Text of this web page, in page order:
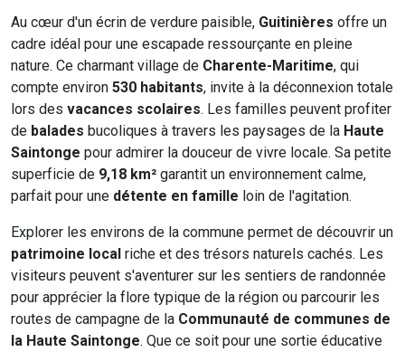
Au cœur d'un écrin de verdure paisible, Guitinières offre un
cadre idéal pour une escapade ressourçante en pleine
nature. Ce charmant village de Charente-Maritime, qui
compte environ 530 habitants, invite à la déconnexion totale
lors des vacances scolaires. Les familles peuvent profiter
de balades bucoliques à travers les paysages de la Haute
Saintonge pour admirer la douceur de vivre locale. Sa petite
superficie de 9,18 km² garantit un environnement calme,
parfait pour une détente en famille loin de l'agitation.
Explorer les environs de la commune permet de découvrir un
patrimoine local riche et des trésors naturels cachés. Les
visiteurs peuvent s'aventurer sur les sentiers de randonnée
pour apprécier la flore typique de la région ou parcourir les
routes de campagne de la Communauté de communes de
la Haute Saintonge. Que ce soit pour une sortie éducative